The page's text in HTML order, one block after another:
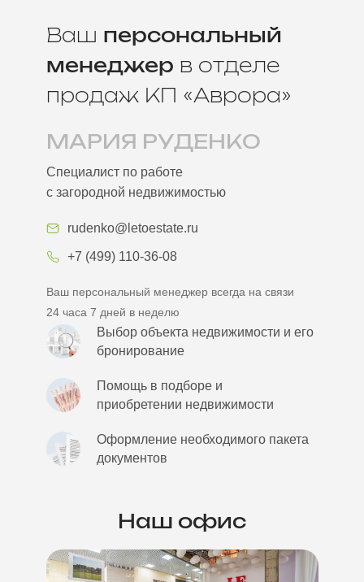
Ваш персональный
менеджер в отделе
продаж КП «Аврора»
МАРИЯ РУДЕНКО
Специалист по работе
с загородной недвижимостью
rudenko@letoestate.ru
+7 (499) 110-36-08
Ваш персональный менеджер всегда на связи
24 часа 7 дней в неделю
Выбор объекта недвижимости и его
бронирование
Помощь в подборе и
приобретении недвижимости
Оформление необходимого пакета
документов
Наш офис